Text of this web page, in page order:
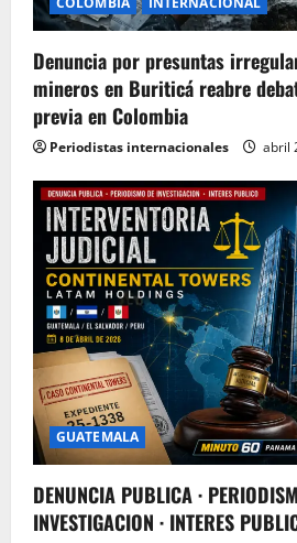
Denuncia por presuntas
mineros en Buriticá reabre
previa en Colombia
Periodistas internacionales abril
GUATEMALA
DENUNCIA PUBLICA ·
INVESTIGACION · INTERES